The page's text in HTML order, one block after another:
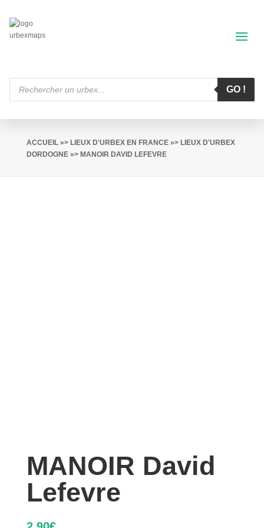
Recherche
produits
GO !
ACCUEIL»> LIEUX D'URBEX EN FRANCE»> LIEUX D'URBEX
DORDOGNE»> MANOIR DAVID LEFEVRE
MANOIR David
Lefevre